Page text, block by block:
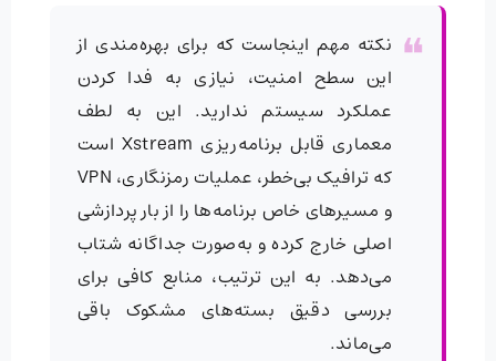
نکته مهم اینجاست که برای بهره‌مندی از
این سطح امنیت، نیازی به فدا کردن
عملکرد سیستم ندارید. این به لطف
معماری قابل برنامه‌ریزی Xstream است
که ترافیک بی‌خطر، عملیات رمزنگاری، VPN
و مسیرهای خاص برنامه‌ها را از بار پردازشی
اصلی خارج کرده و به‌صورت جداگانه شتاب
می‌دهد. به این ترتیب، منابع کافی برای
بررسی دقیق بسته‌های مشکوک باقی
می‌ماند.